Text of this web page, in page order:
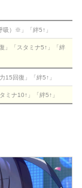
吸）※」「絆5↑」
」「スタミナ5↑」「絆
15回復」「絆5↑」
ミナ10↑」「絆5↑」